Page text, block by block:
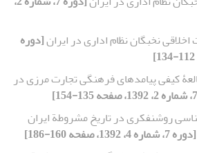
نخبگان نظام اداری در ایران[دوره
کیفی پیامدهای فرهنگی تجارت مرزی در
روشنفکری در تاریخ مشروطة ایران
[دوره 7، شماره 4، 1392، صفحه 160-186]